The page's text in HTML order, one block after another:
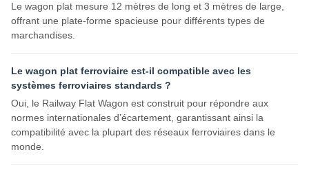
Le wagon plat mesure 12 mètres de long et 3 mètres de large,
offrant une plate-forme spacieuse pour différents types de
marchandises.
Le wagon plat ferroviaire est-il compatible avec les
systèmes ferroviaires standards ?
Oui, le Railway Flat Wagon est construit pour répondre aux
normes internationales d’écartement, garantissant ainsi la
compatibilité avec la plupart des réseaux ferroviaires dans le
monde.